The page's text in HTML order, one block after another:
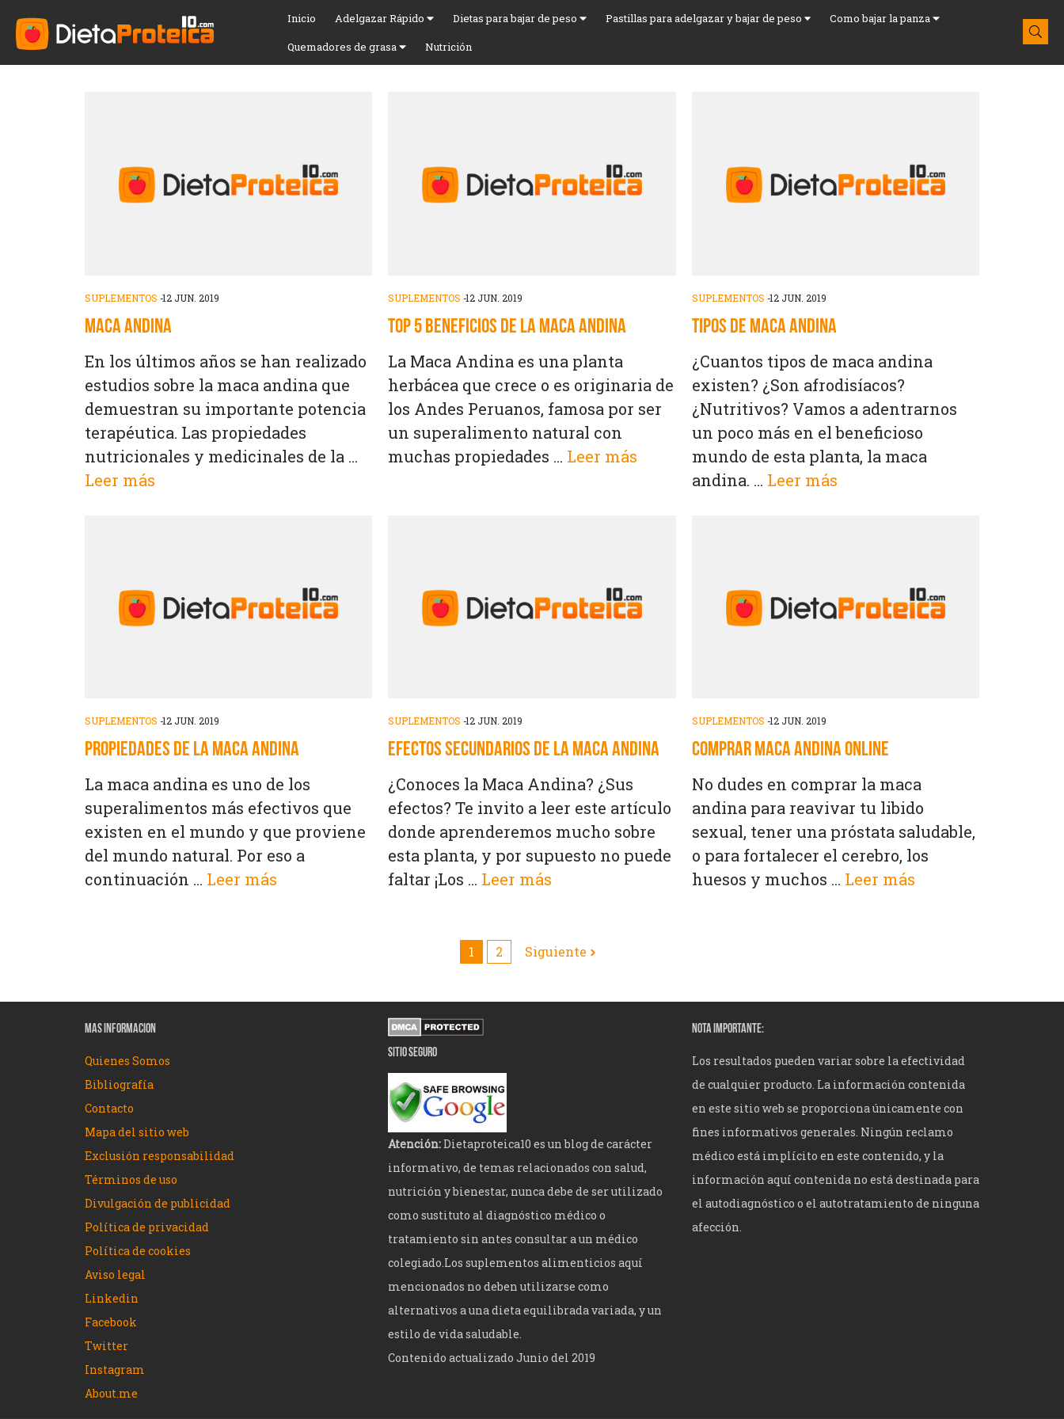
Inicio Adelgazar Rápido Dietas para bajar de peso Pastillas para adelgazar y bajar de peso
Como bajar la panza
Quemadores de grasa
Nutrición
SUPLEMENTOS
SUPLEMENTOS -12 JUN. 2019
MACA ANDINA
En los últimos años se han realizado
estudios sobre la maca andina que
demuestran su importante potencia
terapéutica. Las propiedades
nutricionales y medicinales de la ...
Leer más
SUPLEMENTOS -12 JUN. 2019
TOP 5 BENEFICIOS DE LA MACA ANDINA
La Maca Andina es una planta
herbácea que crece o es originaria de
los Andes Peruanos, famosa por ser
un superalimento natural con
muchas propiedades ... Leer más
SUPLEMENTOS -12 JUN. 2019
TIPOS DE MACA ANDINA
¿Cuantos tipos de maca andina
existen? ¿Son afrodisíacos?
¿Nutritivos? Vamos a adentrarnos
un poco más en el beneficioso
mundo de esta planta, la maca
andina. ... Leer más
SUPLEMENTOS -12 JUN. 2019
PROPIEDADES DE LA MACA ANDINA
La maca andina es uno de los
superalimentos más efectivos que
existen en el mundo y que proviene
del mundo natural. Por eso a
continuación ... Leer más
SUPLEMENTOS -12 JUN. 2019
EFECTOS SECUNDARIOS DE LA MACA ANDINA
¿Conoces la Maca Andina? ¿Sus
efectos? Te invito a leer este artículo
donde aprenderemos mucho sobre
esta planta, y por supuesto no puede
faltar ¡Los ... Leer más
SUPLEMENTOS -12 JUN. 2019
COMPRAR MACA ANDINA ONLINE
No dudes en comprar la maca
andina para reavivar tu libido
sexual, tener una próstata saludable,
o para fortalecer el cerebro, los
huesos y muchos ... Leer más
1 2 Siguiente
MAS INFORMACION
Quienes Somos
Bibliografía
Contacto
Mapa del sitio web
Exclusión responsabilidad
Términos de uso
Divulgación de publicidad
Política de privacidad
Política de cookies
Aviso legal
Linkedin
Facebook
Twitter
Instagram
About.me
SITIO SEGURO
Atención:Dietaproteica10 es un blog de carácter
informativo, de temas relacionados con salud,
nutrición y bienestar, nunca debe de ser utilizado
como sustituto al diagnóstico médico o
tratamiento sin antes consultar a un médico
colegiado.Los suplementos alimenticios aquí
mencionados no deben utilizarse como
alternativos a una dieta equilibrada variada, y un
estilo de vida saludable.
Contenido actualizado Junio del 2019
NOTA IMPORTANTE:
Los resultados pueden variar sobre la efectividad
de cualquier producto. La información contenida
en este sitio web se proporciona únicamente con
fines informativos generales. Ningún reclamo
médico está implícito en este contenido, y la
información aquí contenida no está destinada para
el autodiagnóstico o el autotratamiento de ninguna
afección.